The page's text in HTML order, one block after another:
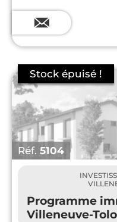
Réf. 5104
Programme
Villeneuve-